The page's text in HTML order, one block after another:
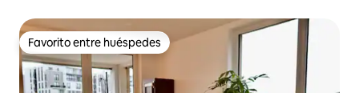
Favorito entre huéspedes
Favorito entre huéspedes